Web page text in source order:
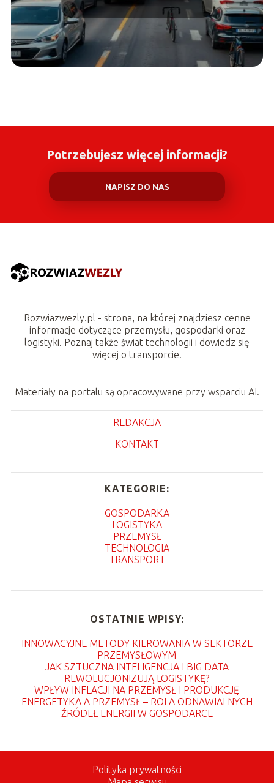
Potrzebujesz więcej informacji?
NAPISZ DO NAS
Rozwiazwezly.pl - strona, na której znajdziesz cenne
informacje dotyczące przemysłu, gospodarki oraz
logistyki. Poznaj także świat technologii i dowiedz się
więcej o transporcie.
Materiały na portalu są opracowywane przy wsparciu AI.
REDAKCJA
KONTAKT
KATEGORIE:
GOSPODARKA
LOGISTYKA
PRZEMYSŁ
TECHNOLOGIA
TRANSPORT
OSTATNIE WPISY:
INNOWACYJNE METODY KIEROWANIA W SEKTORZE
PRZEMYSŁOWYM
JAK SZTUCZNA INTELIGENCJA I BIG DATA
REWOLUCJONIZUJĄ LOGISTYKĘ?
WPŁYW INFLACJI NA PRZEMYSŁ I PRODUKCJĘ
ENERGETYKA A PRZEMYSŁ – ROLA ODNAWIALNYCH
ŹRÓDEŁ ENERGII W GOSPODARCE
Polityka prywatności